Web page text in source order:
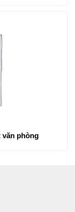
phòng